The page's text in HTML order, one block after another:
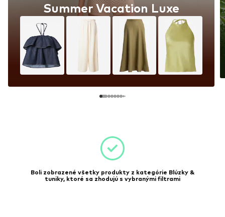
Summer Vacation Luxe
Boli zobrazené všetky produkty z kategórie Blúzky &
tuniky, ktoré sa zhodujú s vybranými filtrami